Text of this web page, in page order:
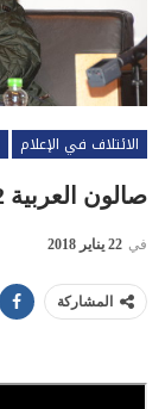
الائتلاف في الإعلام
صالون العربية 2: كلمة الائتلاف،ذ. الطاهر الطويل
في 22 يناير 2018
المشاركة